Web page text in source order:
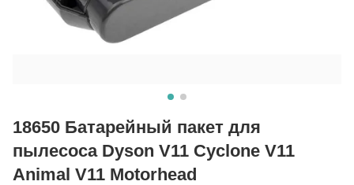
18650 Батарейный пакет для
пылесоса Dyson V11 Cyclone V11
Animal V11 Motorhead